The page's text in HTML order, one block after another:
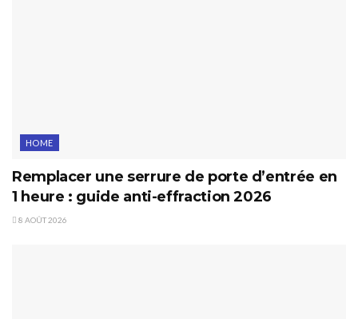
HOME
Remplacer une serrure de porte d’entrée en
1 heure : guide anti-effraction 2026
8 AOÛT 2026